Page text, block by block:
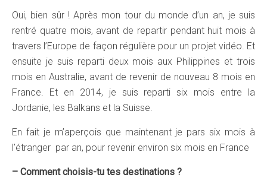
Oui, bien sûr ! Après mon tour du monde d’un an, je suis
rentré quatre mois, avant de repartir pendant huit mois à
travers l’Europe de façon régulière pour un projet vidéo. Et
ensuite je suis reparti deux mois aux Philippines et trois
mois en Australie, avant de revenir de nouveau 8 mois en
France. Et en 2014, je suis reparti six mois entre la
Jordanie, les Balkans et la Suisse.
En fait je m’aperçois que maintenant je pars six mois à
l’étranger par an, pour revenir environ six mois en France
– Comment choisis-tu tes destinations ?